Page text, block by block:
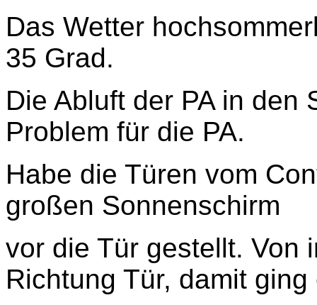
Das Wetter
35 Grad.
Die Abluft der PA in den
Problem für die PA.
Habe die Türen vom
großen Sonnenschirm
vor die Tür gestellt. Von
Richtung Tür, damit ging